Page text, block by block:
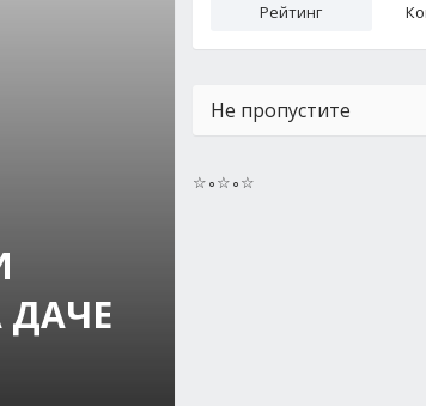
Рейтинг
Не пропустите
☆∘☆∘☆